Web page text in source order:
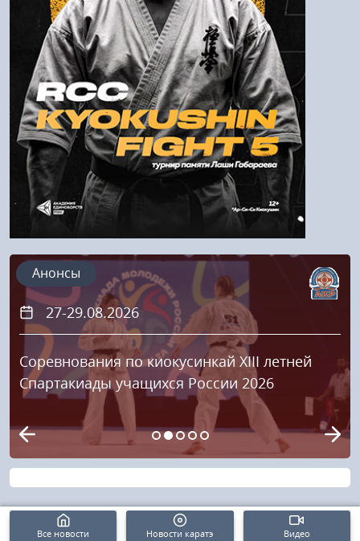
Войти
Напомнить пароль
Регистрация
27-29.08.2026
Соревнования по киокусинкай XIII летней
Спартакиады учащихся России 2026
Анонсы
Все новости Новости каратэ Видео